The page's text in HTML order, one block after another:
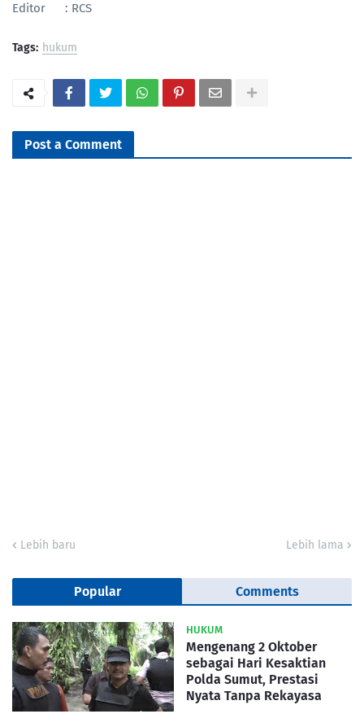
Editor : RCS
Tags: hukum
Post a Comment
Lebih baru Lebih lama
Popular Comments
HUKUM
Mengenang 2 Oktober
sebagai Hari Kesaktian
Polda Sumut, Prestasi
Nyata Tanpa Rekayasa